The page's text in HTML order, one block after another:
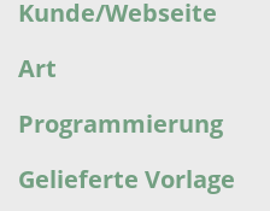
Kunde/Webseite
Art
Programmierung
Gelieferte Vorlage